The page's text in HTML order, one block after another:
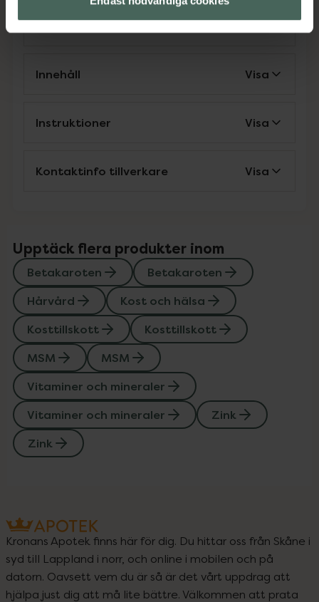
Omdömen Visa
Innehåll Visa
Instruktioner Visa
Kontaktinfo tillverkare Visa
Upptäck flera produkter inom
Betakaroten
Betakaroten
Hårvård
Kost och hälsa
Kosttillskott
Kosttillskott
MSM
MSM
Vitaminer och mineraler
Vitaminer och mineraler
Zink
Zink
Kronans Apotek finns här för dig. Du hittar oss från Skåne i
syd till Lappland i norr, och online i mobilen och på
datorn. Oavsett vem du är så är det vårt uppdrag att
hjälpa just dig att må lite bättre. Välkommen att prata